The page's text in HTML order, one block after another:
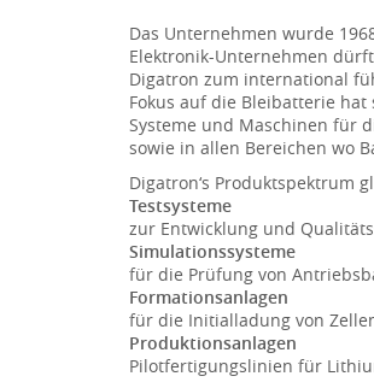
Das Unternehmen wurde
Elektronik-Unternehmen
Digatron zum international
Fokus auf die Bleibatterie
Systeme und Maschinen für
sowie in allen Bereichen wo
Digatron‘s Produktspektrum
Testsysteme
zur Entwicklung und
Simulationssysteme
für die Prüfung von
Formationsanlagen
für die Initialladung von
Produktionsanlagen
Pilotfertigungslinien für